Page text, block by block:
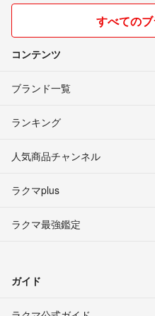
すべての
コンテンツ
ブランド一覧
ランキング
人気商品チャンネル
ラクマplus
ラクマ最強鑑定
ガイド